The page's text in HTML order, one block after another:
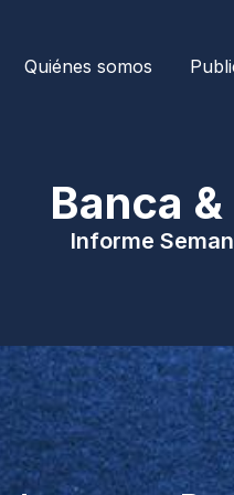
Quiénes somos
Banca
Informe